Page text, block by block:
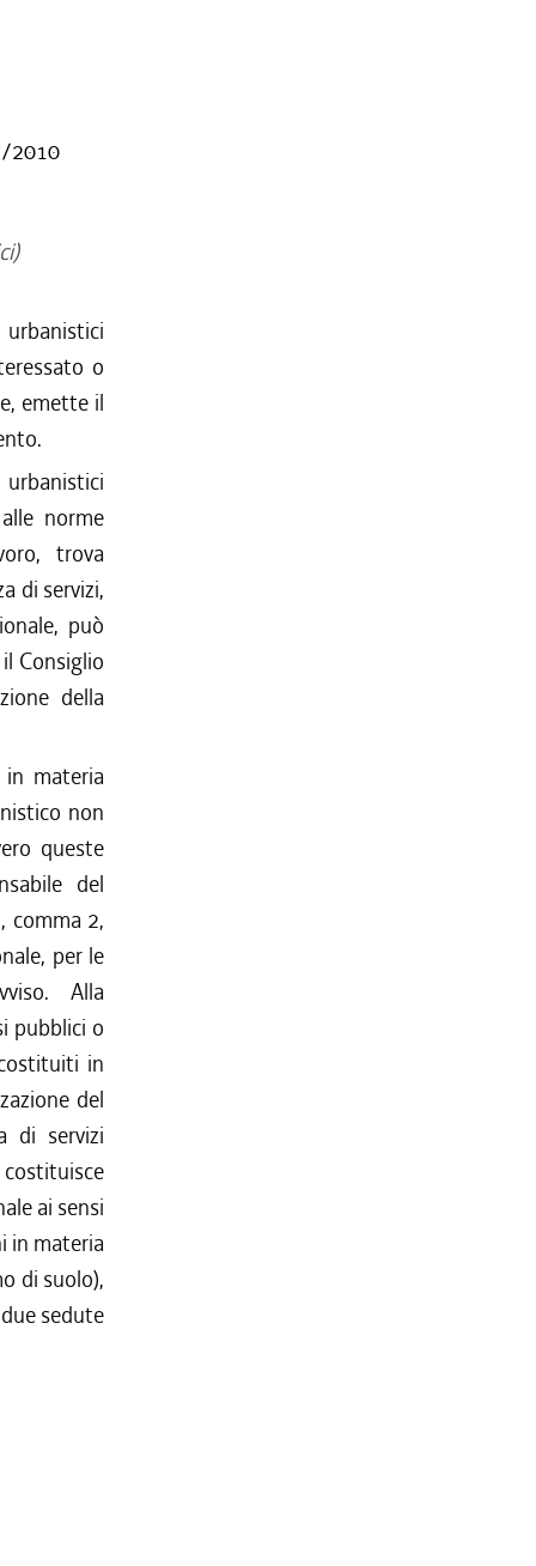
2010
o
emette il
norme
trova
di servizi,
può
Consiglio
della
materia
non
queste
del
comma 2,
per le
Alla
pubblici o
in
del
di servizi
ai sensi
in materia
di suolo),
sedute